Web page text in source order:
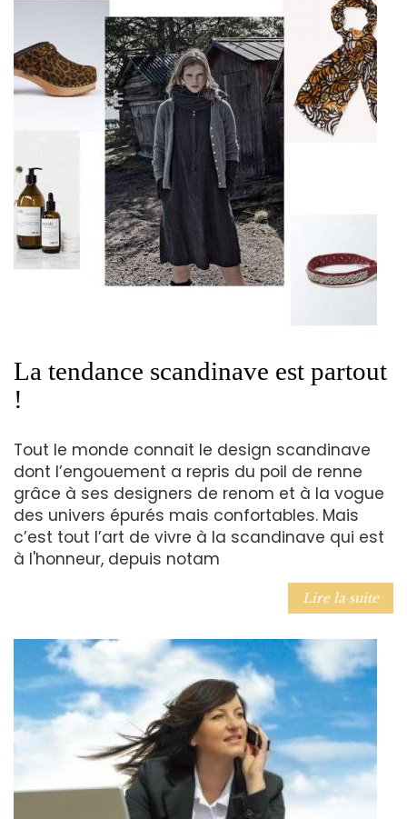
La tendance scandinave est partout
!
Tout le monde connait le design scandinave
dont l’engouement a repris du poil de renne
grâce à ses designers de renom et à la vogue
des univers épurés mais confortables. Mais
c’est tout l’art de vivre à la scandinave qui est
à l'honneur, depuis notam
Lire la suite